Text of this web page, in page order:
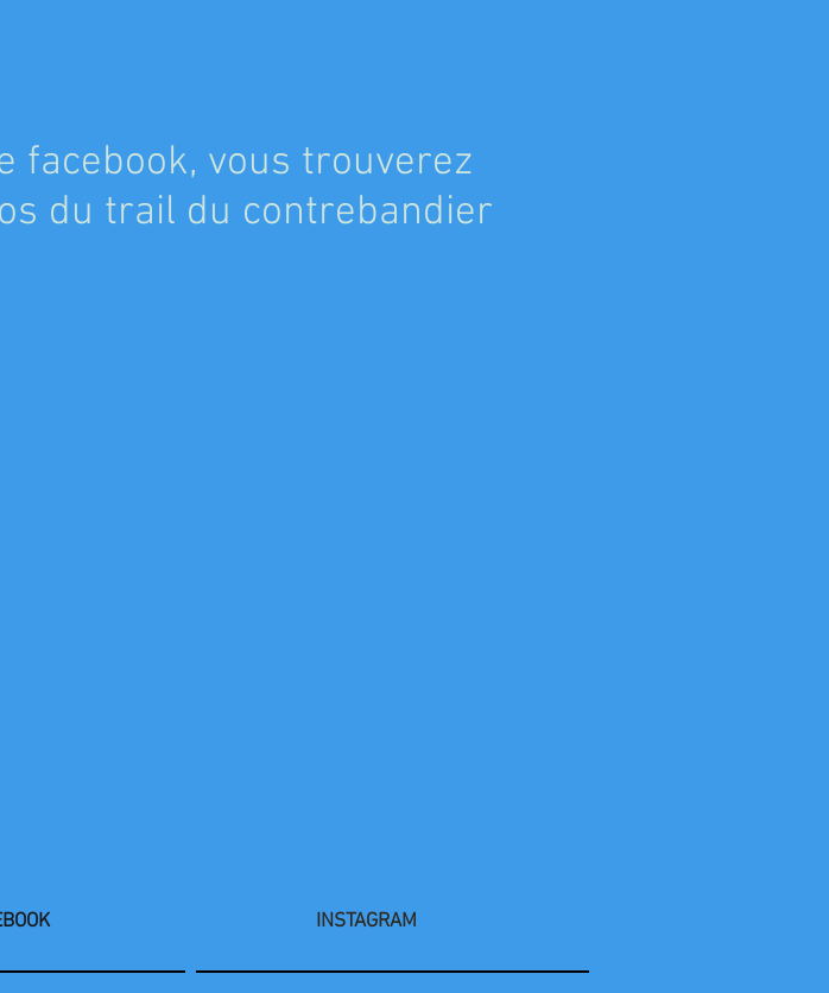
facebook, vous trouverez
du trail du contrebandier
INSTAGRAM